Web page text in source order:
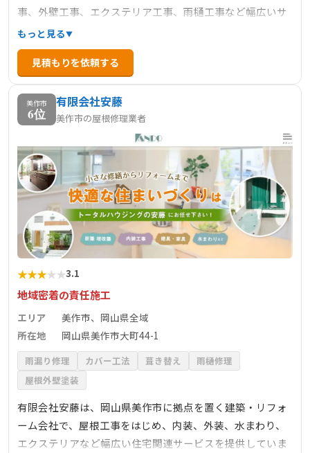
事、外壁工事、エクステリア工事、雨樋工事など幅広いサ
ービスを提供しています。特に、スレート屋根の棟板金工
事においては、風の影響を受けやすい箇所の点検・修理を
重視しており、釘の浮きや錆びによる雨漏りの防止に努め
ています。施工の流れとしては、足場・メッシュシートの
設置、既存板金・貫板の撤去、下地処理、新規貫板・板金
の設置、工事終了といった工程を丁寧に行っています。地
域密着型のサービスで、お客様のニーズに応じた最適な工
法を提案し、無料で見積もりを提供しています。
もっと見る
見積もりを依頼する
美作市
6位
有限会社安藤
美作市の屋根修理業者
★★★★★3.1
地域密着の責任施工
エリア
美作市、岡山県全域
所在地
岡山県美作市大町44-1
雨漏り修理 カバー工法 葺き替え
雨樋修理
屋根外壁塗装
有限会社安藤は、岡山県美作市に拠点を置く建築・リフォ
ーム会社で、屋根工事をはじめ、内装、外装、水まわり、
エクステリアなど幅広い住宅関連サービスを提供していま